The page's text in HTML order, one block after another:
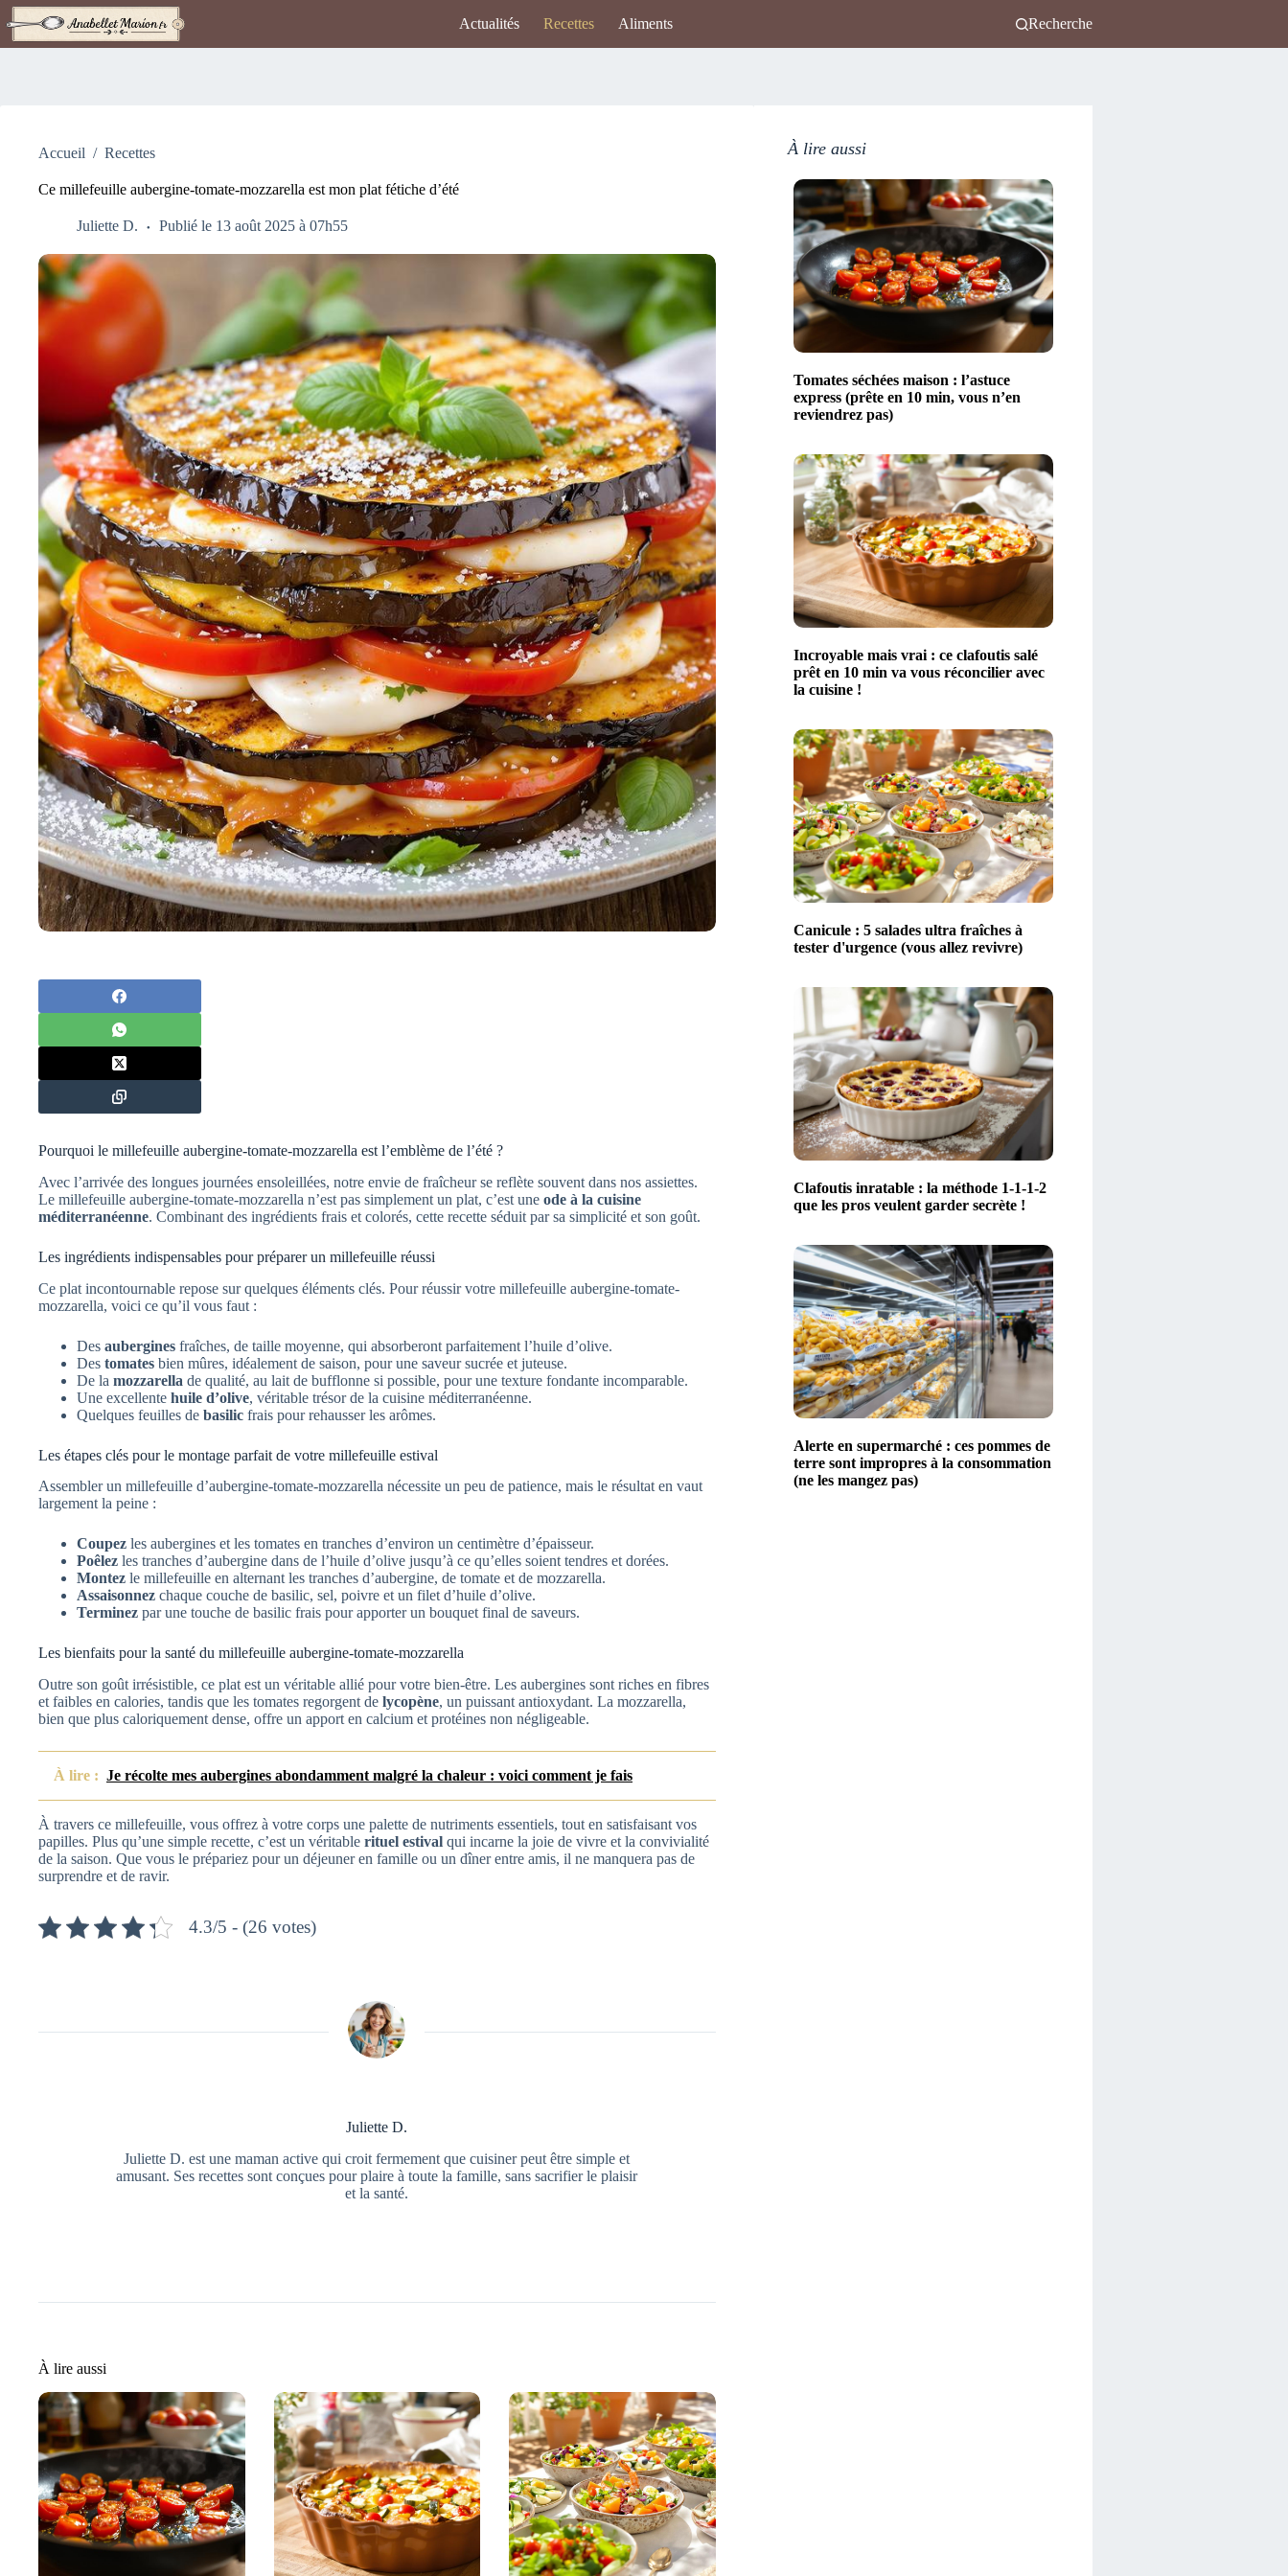
Passer
au
contenu
Actualités Recettes Aliments Recherche
Accueil / Recettes
Ce millefeuille aubergine-tomate-mozzarella est mon plat fétiche d’été
Juliette D. Publié le 13 août 2025 à 07h55
Pourquoi le millefeuille aubergine-tomate-mozzarella est l’emblème de l’été ?
Avec l’arrivée des longues journées ensoleillées, notre envie de fraîcheur se reflète souvent dans nos assiettes.
Le millefeuille aubergine-tomate-mozzarella n’est pas simplement un plat, c’est une ode à la cuisine
méditerranéenne. Combinant des ingrédients frais et colorés, cette recette séduit par sa simplicité et son goût.
Les ingrédients indispensables pour préparer un millefeuille réussi
Ce plat incontournable repose sur quelques éléments clés. Pour réussir votre millefeuille aubergine-tomate-
mozzarella, voici ce qu’il vous faut :
Des aubergines fraîches, de taille moyenne, qui absorberont parfaitement l’huile d’olive.
Des tomates bien mûres, idéalement de saison, pour une saveur sucrée et juteuse.
De la mozzarella de qualité, au lait de bufflonne si possible, pour une texture fondante incomparable.
Une excellente huile d’olive, véritable trésor de la cuisine méditerranéenne.
Quelques feuilles de basilic frais pour rehausser les arômes.
Les étapes clés pour le montage parfait de votre millefeuille estival
Assembler un millefeuille d’aubergine-tomate-mozzarella nécessite un peu de patience, mais le résultat en vaut
largement la peine :
Coupez les aubergines et les tomates en tranches d’environ un centimètre d’épaisseur.
Poêlez les tranches d’aubergine dans de l’huile d’olive jusqu’à ce qu’elles soient tendres et dorées.
Montez le millefeuille en alternant les tranches d’aubergine, de tomate et de mozzarella.
Assaisonnez chaque couche de basilic, sel, poivre et un filet d’huile d’olive.
Terminez par une touche de basilic frais pour apporter un bouquet final de saveurs.
Les bienfaits pour la santé du millefeuille aubergine-tomate-mozzarella
Outre son goût irrésistible, ce plat est un véritable allié pour votre bien-être. Les aubergines sont riches en fibres
et faibles en calories, tandis que les tomates regorgent de lycopène, un puissant antioxydant. La mozzarella,
bien que plus caloriquement dense, offre un apport en calcium et protéines non négligeable.
À lire : Je récolte mes aubergines abondamment malgré la chaleur : voici comment je fais
À travers ce millefeuille, vous offrez à votre corps une palette de nutriments essentiels, tout en satisfaisant vos
papilles. Plus qu’une simple recette, c’est un véritable rituel estival qui incarne la joie de vivre et la convivialité
de la saison. Que vous le prépariez pour un déjeuner en famille ou un dîner entre amis, il ne manquera pas de
surprendre et de ravir.
4.3/5 - (26 votes)
Juliette D.
Juliette D. est une maman active qui croit fermement que cuisiner peut être simple et
amusant. Ses recettes sont conçues pour plaire à toute la famille, sans sacrifier le plaisir
et la santé.
À lire aussi
À lire aussi
Tomates séchées maison : l’astuce
express (prête en 10 min, vous n’en
reviendrez pas)
Incroyable mais vrai : ce clafoutis salé
prêt en 10 min va vous réconcilier avec
la cuisine !
Canicule : 5 salades ultra fraîches à
tester d'urgence (vous allez revivre)
Clafoutis inratable : la méthode 1-1-1-2
que les pros veulent garder secrète !
Alerte en supermarché : ces pommes de
terre sont impropres à la consommation
(ne les mangez pas)